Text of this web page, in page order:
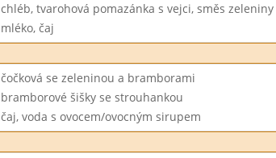
chléb, tvarohová pomazánka s vejci, směs zeleniny
mléko, čaj
čočková se zeleninou a bramborami
bramborové šišky se strouhankou
čaj, voda s ovocem/ovocným sirupem